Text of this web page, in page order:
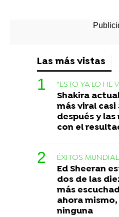
Las más vistas
"ESTO YA LO HE
Shakira
más viral casi
después y
con el
ÉXITOS
Ed Sheeran
dos de las
más
ahora
ninguna